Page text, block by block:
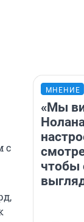
с
МНЕНИЕ
«Мы
чтобы